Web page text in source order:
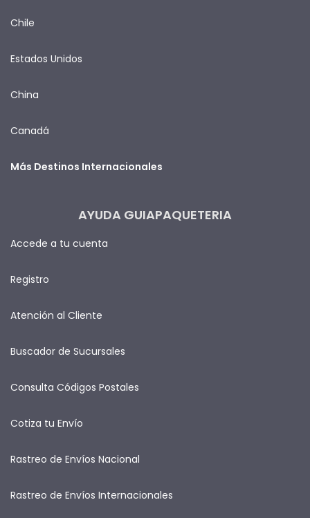
Chile
Estados Unidos
China
Canadá
Más Destinos Internacionales
AYUDA GUIAPAQUETERIA
Accede a tu cuenta
Registro
Atención al Cliente
Buscador de Sucursales
Consulta Códigos Postales
Cotiza tu Envío
Rastreo de Envíos Nacional
Rastreo de Envíos Internacionales